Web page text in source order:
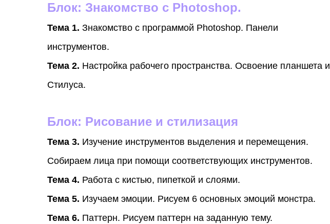
Блок: Знакомство с Photoshop.
Тема 1. Знакомство с программой Photoshop. Панели
инструментов.
Тема 2. Настройка рабочего пространства. Освоение планшета и
Стилуса.
Блок: Рисование и стилизация
Тема 3. Изучение инструментов выделения и перемещения.
Собираем лица при помощи соответствующих инструментов.
Тема 4. Работа с кистью, пипеткой и слоями.
Тема 5. Изучаем эмоции. Рисуем 6 основных эмоций монстра.
Тема 6. Паттерн. Рисуем паттерн на заданную тему.